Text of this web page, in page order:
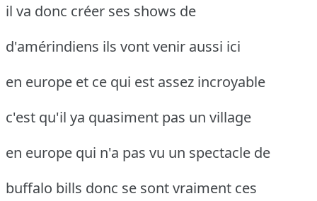
il va donc créer ses shows de
d'amérindiens ils vont venir aussi ici
en europe et ce qui est assez incroyable
c'est qu'il ya quasiment pas un village
en europe qui n'a pas vu un spectacle de
buffalo bills donc se sont vraiment ces